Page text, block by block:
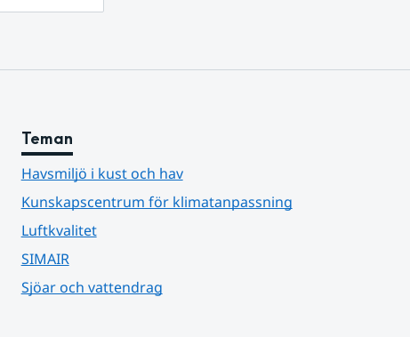
Teman
Havsmiljö i kust och hav
Kunskapscentrum för klimatanpassning
Luftkvalitet
SIMAIR
Sjöar och vattendrag